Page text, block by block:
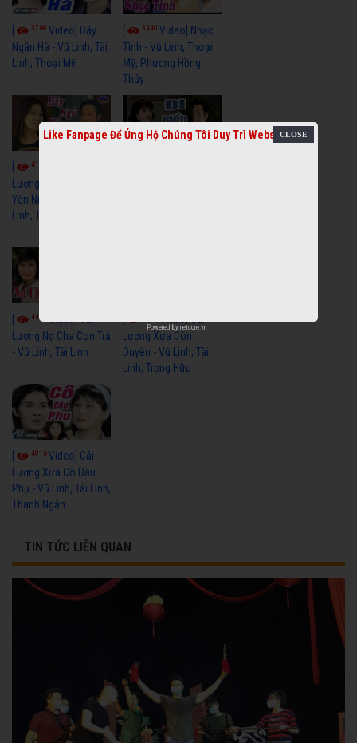
3768 Video] Dãy
Ngân Hà - Vũ Linh, Tài
Linh, Thoại Mỹ
3440Video] Nhạc
Tình - Vũ Linh, Thoại
Mỹ, Phương Hồng
Thủy
4114
Lương Xưa Hãy Ngủ
Yên Niềm Đau - Vũ
Linh, Tài Linh
4433 Video] Cải
Lương Nợ Cha Con Trả
- Vũ Linh, Tài Linh
[
Video] Cải
Lương Xưa Còn
Duyên - Vũ Linh, Tài
Linh, Trọng Hữu
[ 4016Video] Cải
Lương Xưa Cô Dâu
Phụ - Vũ Linh, Tài Linh,
Thanh Ngân
TIN TỨC LIÊN QUAN
Like Fanpage Để Ủng Hộ Chúng Tôi Duy Trì Website
Powered by netcore.vn